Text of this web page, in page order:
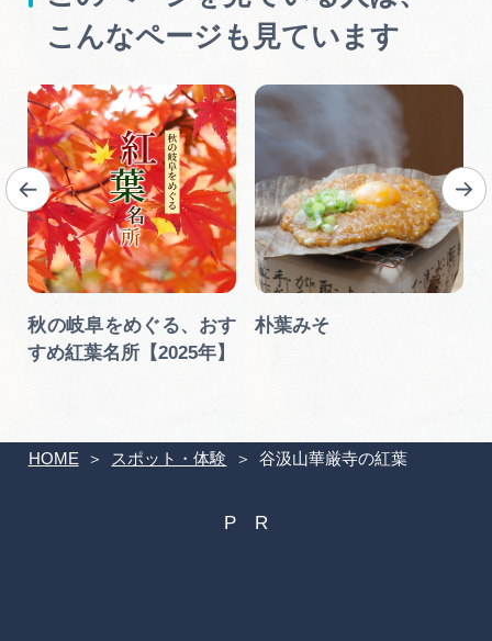
HOME スポット・体験 谷汲山華厳寺の紅葉
こんなページも見ています
秋の岐阜をめぐる、おす
すめ紅葉名所【2025年】
朴葉みそ